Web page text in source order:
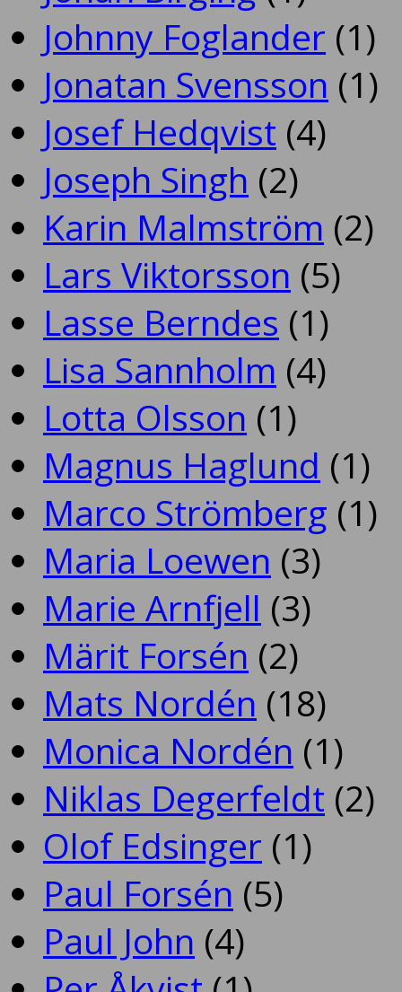
Johnny Foglander (1)
Jonatan Svensson (1)
Josef Hedqvist (4)
Joseph Singh (2)
Karin Malmström (2)
Lars Viktorsson (5)
Lasse Berndes (1)
Lisa Sannholm (4)
Lotta Olsson (1)
Magnus Haglund (1)
Marco Strömberg (1)
Maria Loewen (3)
Marie Arnfjell (3)
Märit Forsén (2)
Mats Nordén (18)
Monica Nordén (1)
Niklas Degerfeldt (2)
Olof Edsinger (1)
Paul Forsén (5)
Paul John (4)